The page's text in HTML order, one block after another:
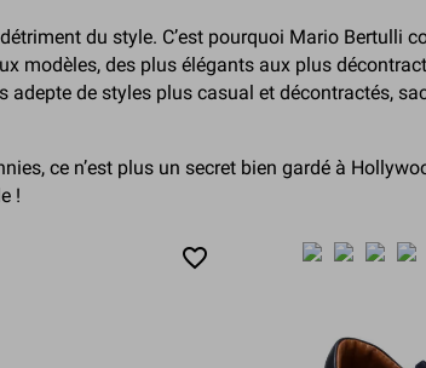
du style. C’est pourquoi Mario Bertulli
modèles, des plus élégants aux plus
de styles plus casual et décontractés,
ce n’est plus un secret bien gardé à
!
favorite_border